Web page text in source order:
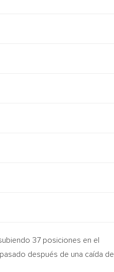
37 posiciones en el
después de una caída de